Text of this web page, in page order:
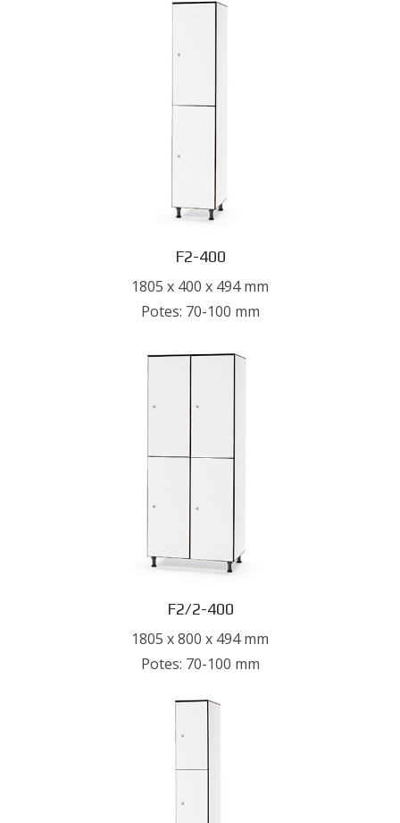
F2-400
1805 x 400 x 494 mm
Potes: 70-100 mm
F2/2-400
1805 x 800 x 494 mm
Potes: 70-100 mm